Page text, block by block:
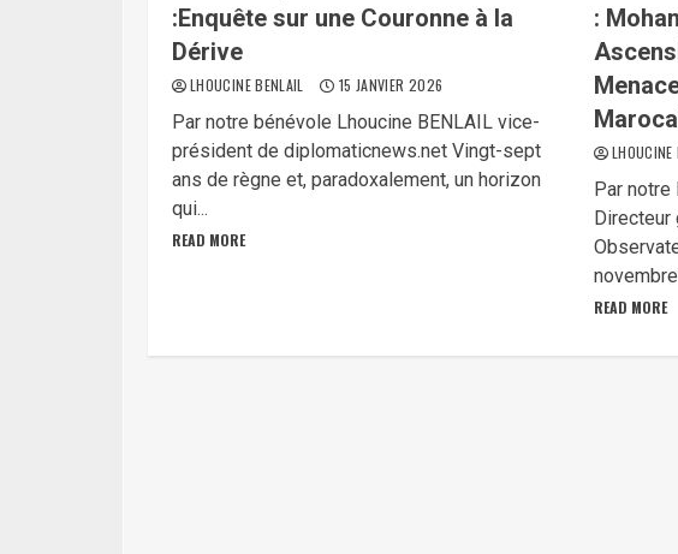
:Enquête sur une Couronne à la
Dérive
LHOUCINE BENLAIL 15 JANVIER 2026
Par notre bénévole Lhoucine BENLAIL vice-
président de diplomaticnews.net Vingt-sept
ans de règne et, paradoxalement, un horizon
qui...
READ MORE
:
LHOUCINE
Par notre
Directeur
READ MORE